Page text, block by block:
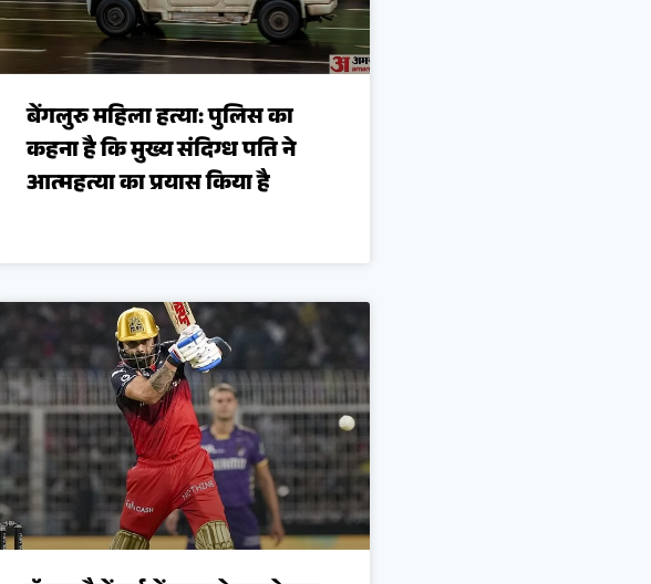
बेंगलुरु महिला हत्या: पुलिस का
कहना है कि मुख्य संदिग्ध पति ने
आत्महत्या का प्रयास किया है